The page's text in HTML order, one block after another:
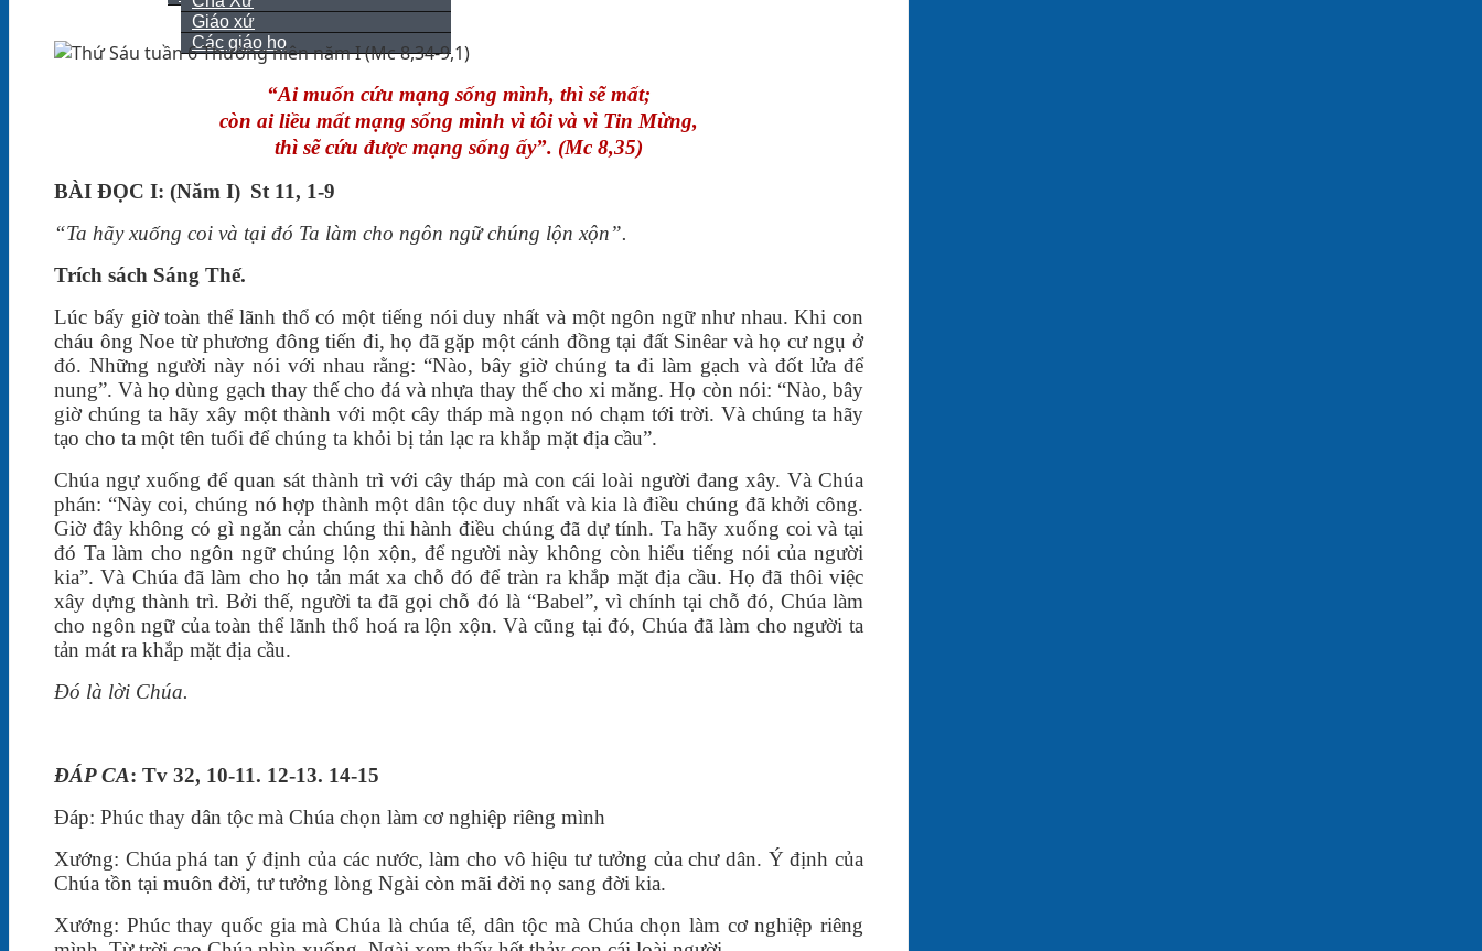
Giáo xứ
Các giáo họ
“Ai muốn cứu mạng sống mình, thì sẽ mất;
còn ai liều mất mạng sống mình vì tôi và vì Tin Mừng,
thì sẽ cứu được mạng sống ấy”. (Mc 8,35)
BÀI ÐỌC I: (Năm I) St 11, 1-9
“Ta hãy xuống coi và tại đó Ta làm cho ngôn ngữ chúng lộn xộn”.
Trích sách Sáng Thế.
Lúc bấy giờ toàn thể lãnh thổ có một tiếng nói duy nhất và một ngôn ngữ như nhau. Khi con
cháu ông Noe từ phương đông tiến đi, họ đã gặp một cánh đồng tại đất Sinêar và họ cư ngụ ở
đó. Những người này nói với nhau rằng: “Nào, bây giờ chúng ta đi làm gạch và đốt lửa để
nung”. Và họ dùng gạch thay thế cho đá và nhựa thay thế cho xi măng. Họ còn nói: “Nào, bây
giờ chúng ta hãy xây một thành với một cây tháp mà ngọn nó chạm tới trời. Và chúng ta hãy
tạo cho ta một tên tuổi để chúng ta khỏi bị tản lạc ra khắp mặt địa cầu”.
Chúa ngự xuống để quan sát thành trì với cây tháp mà con cái loài người đang xây. Và Chúa
phán: “Này coi, chúng nó hợp thành một dân tộc duy nhất và kia là điều chúng đã khởi công.
Giờ đây không có gì ngăn cản chúng thi hành điều chúng đã dự tính. Ta hãy xuống coi và tại
đó Ta làm cho ngôn ngữ chúng lộn xộn, để người này không còn hiểu tiếng nói của người
kia”. Và Chúa đã làm cho họ tản mát xa chỗ đó để tràn ra khắp mặt địa cầu. Họ đã thôi việc
xây dựng thành trì. Bởi thế, người ta đã gọi chỗ đó là “Babel”, vì chính tại chỗ đó, Chúa làm
cho ngôn ngữ của toàn thể lãnh thổ hoá ra lộn xộn. Và cũng tại đó, Chúa đã làm cho người ta
tản mát ra khắp mặt địa cầu.
Ðó là lời Chúa.
ÐÁP CA: Tv 32, 10-11. 12-13. 14-15
Ðáp: Phúc thay dân tộc mà Chúa chọn làm cơ nghiệp riêng mình
Xướng: Chúa phá tan ý định của các nước, làm cho vô hiệu tư tưởng của chư dân. Ý định của
Chúa tồn tại muôn đời, tư tưởng lòng Ngài còn mãi đời nọ sang đời kia.
Xướng: Phúc thay quốc gia mà Chúa là chúa tể, dân tộc mà Chúa chọn làm cơ nghiệp riêng